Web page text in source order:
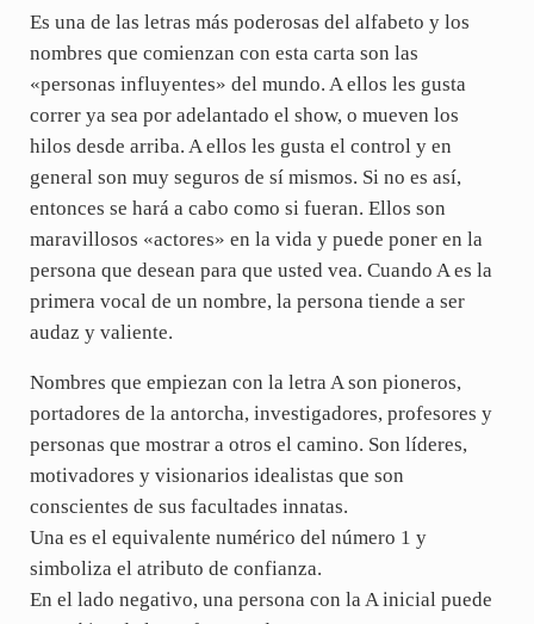
Es una de las letras más poderosas del alfabeto y los
nombres que comienzan con esta carta son las
«personas influyentes» del mundo. A ellos les gusta
correr ya sea por adelantado el show, o mueven los
hilos desde arriba. A ellos les gusta el control y en
general son muy seguros de sí mismos. Si no es así,
entonces se hará a cabo como si fueran. Ellos son
maravillosos «actores» en la vida y puede poner en la
persona que desean para que usted vea. Cuando A es la
primera vocal de un nombre, la persona tiende a ser
audaz y valiente.
Nombres que empiezan con la letra A son pioneros,
portadores de la antorcha, investigadores, profesores y
personas que mostrar a otros el camino. Son líderes,
motivadores y visionarios idealistas que son
conscientes de sus facultades innatas.
Una es el equivalente numérico del número 1 y
simboliza el atributo de confianza.
En el lado negativo, una persona con la A inicial puede